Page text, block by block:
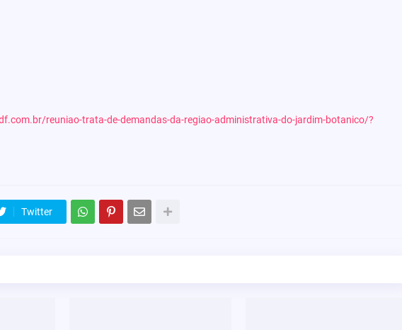
reuniao-trata-de-demandas-da-regiao-administrativa-do-jardim-botanico/?
Twitter